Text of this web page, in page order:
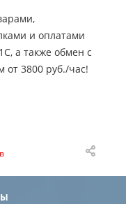
и оплатами
а также обмен с
от 3800 руб./час!